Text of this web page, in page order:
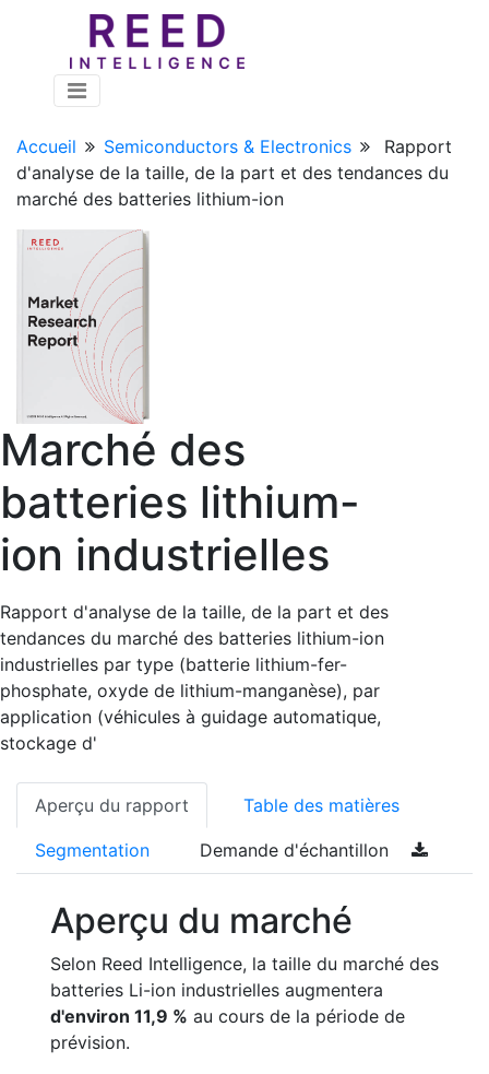
Accueil Semiconductors & Electronics
Rapport
d'analyse de la taille, de la part et des tendances du
marché des batteries lithium-ion
Marché des
batteries lithium-
ion industrielles
Rapport d'analyse de la taille, de la part et des
tendances du marché des batteries lithium-ion
industrielles par type (batterie lithium-fer-
phosphate, oxyde de lithium-manganèse), par
application (véhicules à guidage automatique,
stockage d'
Aperçu du rapport Table des matières
Segmentation Demande d'échantillon
Aperçu du marché
Selon Reed Intelligence, la taille du marché des
batteries Li-ion industrielles augmentera
d'environ 11,9 % au cours de la période de
prévision.